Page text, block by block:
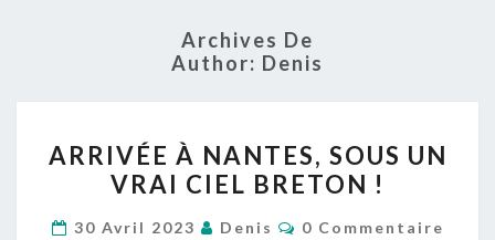
Archives De
Author: Denis
À
NANTES,
SOUS
ARRIVÉE À NANTES, SOUS UN
VRAI CIEL BRETON !
30 Avril 2023 Denis Commentaires
0 Commentaire